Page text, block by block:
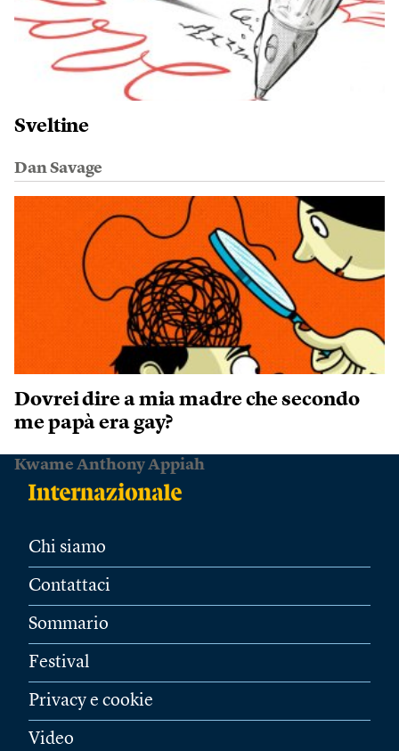
Sveltine
Dan Savage
Dovrei dire a mia madre che secondo
me papà era gay?
Kwame Anthony Appiah
Chi siamo
Contattaci
Sommario
Festival
Privacy e cookie
Video